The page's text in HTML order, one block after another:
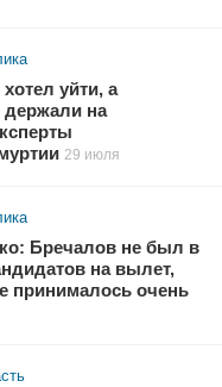
уйти, а
держали на
29 июля
Бречалов не был в
на вылет,
принималось очень